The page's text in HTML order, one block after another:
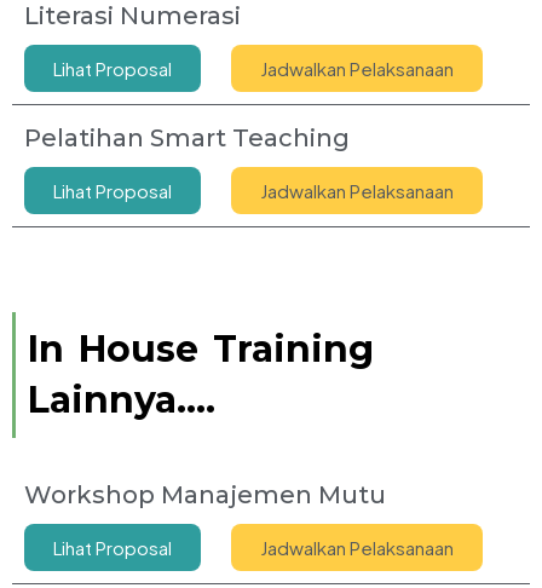
Literasi Numerasi
Lihat Proposal Jadwalkan Pelaksanaan
Pelatihan Smart Teaching
Lihat Proposal Jadwalkan Pelaksanaan
In House Training
Lainnya....
Workshop Manajemen Mutu
Lihat Proposal Jadwalkan Pelaksanaan